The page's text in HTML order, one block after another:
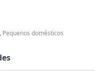
, Pequenos domésticos